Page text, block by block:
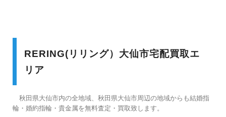
RERING(リリング）大仙市宅配買取エ
リア
秋田県大仙市内の全地域、秋田県大仙市周辺の地域からも結婚指
輪・婚約指輪・貴金属を無料査定・買取致します。